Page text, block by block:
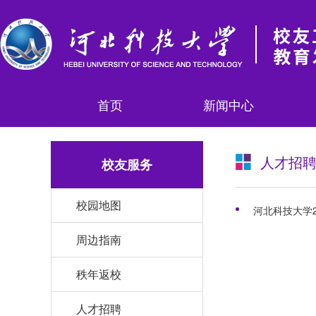
首页 新闻中心
校友服务
校园地图
周边指南
秩年返校
人才招聘
人才招聘
河北科技大学